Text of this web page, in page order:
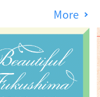
More